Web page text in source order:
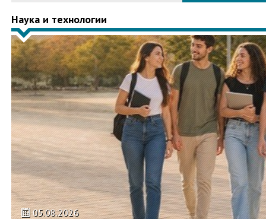
Наука и технологии
05.08.2026